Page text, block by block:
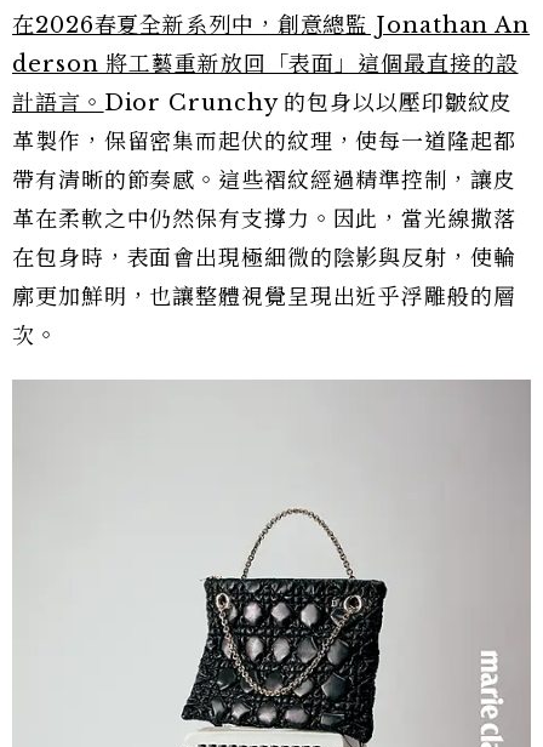
在2026春夏全新系列中，創意總監 Jonathan An
derson 將工藝重新放回「表面」這個最直接的設
計語言。 Dior Crunchy 的包身以以壓印皺紋皮
革製作，保留密集而起伏的紋理，使每一道隆起都
帶有清晰的節奏感。這些褶紋經過精準控制，讓皮
革在柔軟之中仍然保有支撐力。因此，當光線撒落
在包身時，表面會出現極細微的陰影與反射，使輪
廓更加鮮明，也讓整體視覺呈現出近乎浮雕般的層
次。